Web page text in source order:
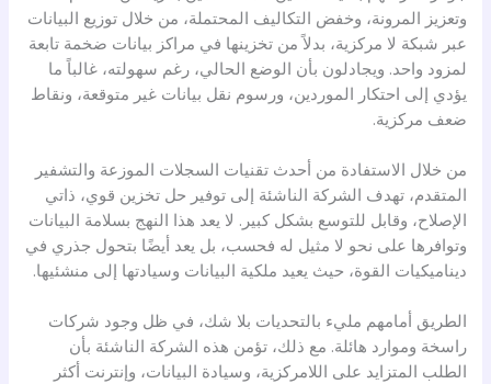
وتعزيز المرونة، وخفض التكاليف المحتملة، من خلال توزيع البيانات
عبر شبكة لا مركزية، بدلاً من تخزينها في مراكز بيانات ضخمة تابعة
لمزود واحد. ويجادلون بأن الوضع الحالي، رغم سهولته، غالباً ما
يؤدي إلى احتكار الموردين، ورسوم نقل بيانات غير متوقعة، ونقاط
ضعف مركزية.
من خلال الاستفادة من أحدث تقنيات السجلات الموزعة والتشفير
المتقدم، تهدف الشركة الناشئة إلى توفير حل تخزين قوي، ذاتي
الإصلاح، وقابل للتوسع بشكل كبير. لا يعد هذا النهج بسلامة البيانات
وتوافرها على نحو لا مثيل له فحسب، بل يعد أيضًا بتحول جذري في
ديناميكيات القوة، حيث يعيد ملكية البيانات وسيادتها إلى منشئيها.
الطريق أمامهم مليء بالتحديات بلا شك، في ظل وجود شركات
راسخة وموارد هائلة. مع ذلك، تؤمن هذه الشركة الناشئة بأن
الطلب المتزايد على اللامركزية، وسيادة البيانات، وإنترنت أكثر